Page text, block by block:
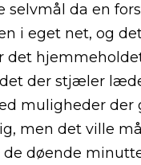
da en
i eget net, og
det
der stjæler
muligheder der
men det ville
døende